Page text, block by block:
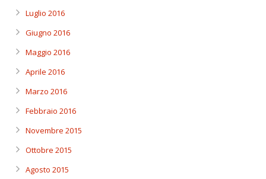
Luglio 2016
Giugno 2016
Maggio 2016
Aprile 2016
Marzo 2016
Febbraio 2016
Novembre 2015
Ottobre 2015
Agosto 2015